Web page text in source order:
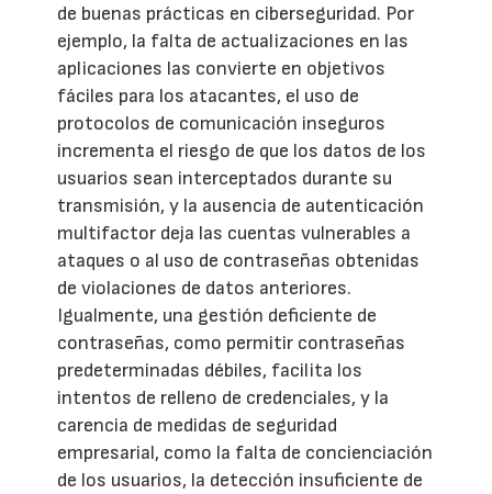
de buenas prácticas en ciberseguridad. Por
ejemplo, la falta de actualizaciones en las
aplicaciones las convierte en objetivos
fáciles para los atacantes, el uso de
protocolos de comunicación inseguros
incrementa el riesgo de que los datos de los
usuarios sean interceptados durante su
transmisión, y la ausencia de autenticación
multifactor deja las cuentas vulnerables a
ataques o al uso de contraseñas obtenidas
de violaciones de datos anteriores.
Igualmente, una gestión deficiente de
contraseñas, como permitir contraseñas
predeterminadas débiles, facilita los
intentos de relleno de credenciales, y la
carencia de medidas de seguridad
empresarial, como la falta de concienciación
de los usuarios, la detección insuficiente de